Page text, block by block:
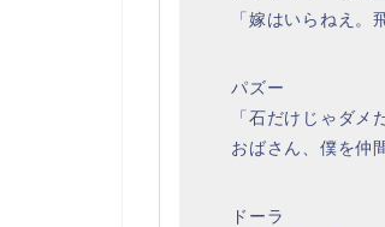
「嫁はいらねえ。
パズー
「石だけじゃダメ
おばさん、僕を仲
ドーラ